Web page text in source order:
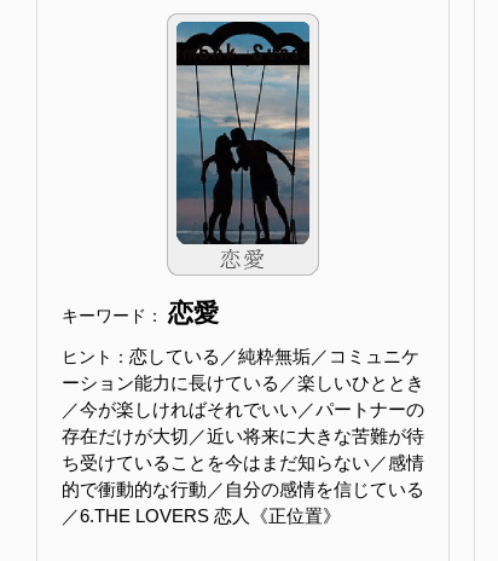
キーワード： 恋愛
ヒント： 恋している／純粋無垢／コミュニケ
ーション能力に長けている／楽しいひととき
／今が楽しければそれでいい／パートナーの
存在だけが大切／近い将来に大きな苦難が待
ち受けていることを今はまだ知らない／感情
的で衝動的な行動／自分の感情を信じている
／6.THE LOVERS 恋人《正位置》